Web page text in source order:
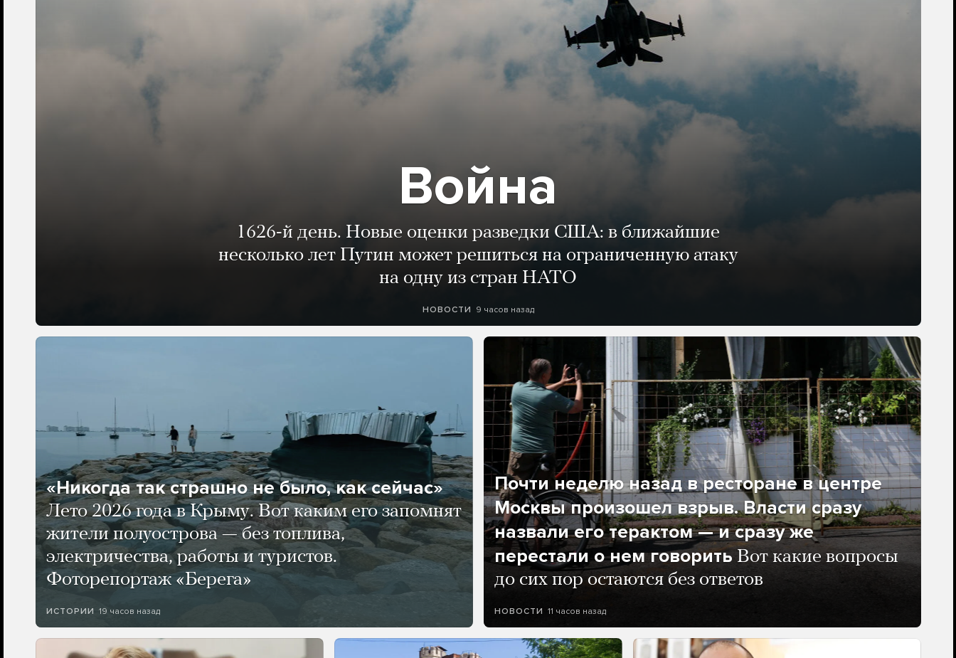
Война
1626-й день. Новые оценки разведки США: в ближайшие
несколько лет Путин может решиться на ограниченную атаку
на одну из стран НАТО
НОВОСТИ 9 часов назад
«Никогда так страшно не было, как сейчас»
Лето 2026 года в Крыму. Вот каким его запомнят
жители полуострова — без топлива,
электричества, работы и туристов.
Фоторепортаж «Берега»
ИСТОРИИ 19 часов назад
Почти неделю назад в ресторане в центре
Москвы произошел взрыв. Власти сразу
назвали его терактом — и сразу же
перестали о нем говорить Вот какие вопросы
до сих пор остаются без ответов
НОВОСТИ 11 часов назад